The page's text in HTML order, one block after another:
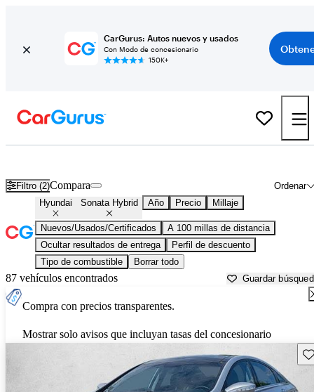
CarGurus: Autos nuevos y usados
Con Modo de concesionario
150K+
Filtro (2) Ordenar
Compara
Hyundai Sonata Hybrid Año Precio Millaje
Nuevos/Usados/Certificados
A 100 millas de distancia
Ocultar resultados de entrega
Perfil de descuento
Tipo de combustible
Borrar todo
87 vehículos encontrados Guardar
Compra con precios transparentes.
Mostrar solo avisos que incluyan tasas del concesionario